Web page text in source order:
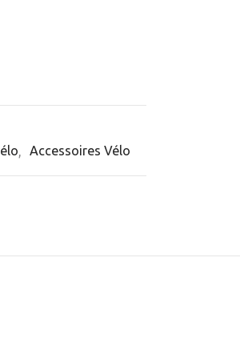
, Accessoires Vélo